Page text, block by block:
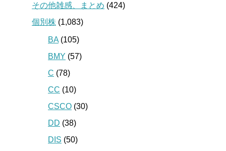
その他雑感、まとめ (424)
個別株 (1,083)
BA (105)
BMY (57)
C (78)
CC (10)
CSCO (30)
DD (38)
DIS (50)